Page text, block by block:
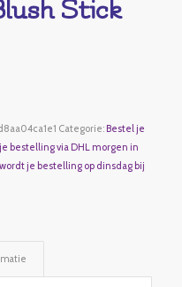
Stick
Categorie: Bestel je
bestelling via DHL morgen in
je bestelling op dinsdag bij